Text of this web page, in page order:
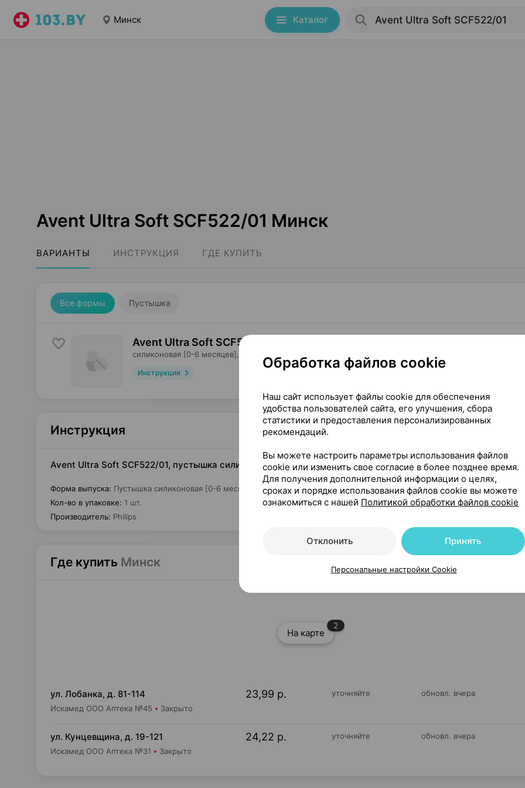
Минск Каталог
Avent Ultra Soft SCF522/01 Минск
ВАРИАНТЫ ИНСТРУКЦИЯ ГДЕ КУПИТЬ
Все формы Пустышка
Avent Ultra Soft SCF522/01, пустышка
силиконовая [0-6 месяцев],
Инструкция
Нет в
Инструкция
Avent Ultra Soft SCF522/01, пустышка силиконовая [0-6 месяцев], ×1, Philips Великобритания
Форма выпуска: Пустышка силиконовая [0-6 месяцев]
Кол-во в упаковке: 1 шт.
Производитель: Philips
Где купить Минск
На карте
2
ул. Лобанка, д. 81-114
Искамед ООО Аптека №45 Закрыто
23,99 р. уточняйте обновл. вчера
ул. Кунцевщина, д. 19-121
Искамед ООО Аптека №31 Закрыто
24,22 р. уточняйте обновл. вчера
Обработка файлов cookie
Наш сайт использует файлы cookie для обеспечения
удобства пользователей сайта, его улучшения, сбора
статистики и предоставления персонализированных
рекомендаций.
Вы можете настроить параметры использования файлов
cookie или изменить свое согласие в более позднее время.
Для получения дополнительной информации о целях,
сроках и порядке использования файлов cookie вы можете
ознакомиться с нашей Политикой обработки файлов cookie
Отклонить Принять
Персональные настройки Cookie